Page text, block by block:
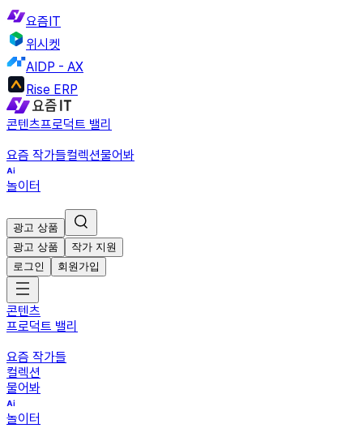
요즘IT
위시켓
AIDP - AX
Rise ERP
콘텐츠프로덕트 밸리
요즘 작가들컬렉션물어봐
놀이터
광고 상품
광고 상품
작가 지원
로그인
회원가입
콘텐츠
프로덕트 밸리
요즘 작가들
컬렉션
물어봐
놀이터